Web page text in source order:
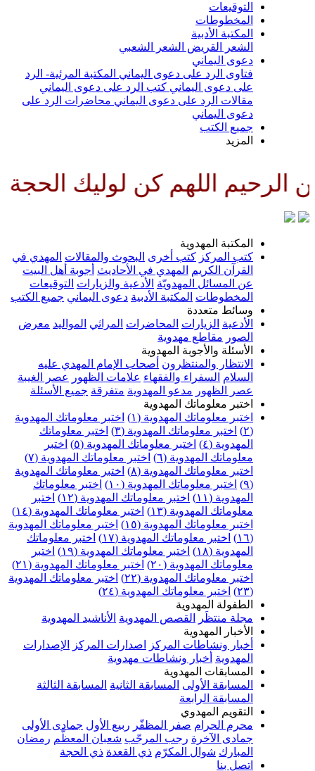
الأدبية
الشعر الشعبي
اليماني
الرد على دعوى اليماني المكتبة المرئية- الرد
دعوى اليماني كتب الرد على دعوى اليماني
الرد على دعوى اليماني محاضرات الرد على
كن لوليك الحجة بن الحسن
المهدوية
كتب أخرى البحوث والمقالات المهدي في
المهدي في الأحاديث أجوبة أهل البيت
المسائل المهدويّة الأدعية والزيارات التوقيعات
المكتبة الأدبية دعوى اليماني جميع الكتب
متعددة
الزيارات المحاضرات المراثي المواليد معرض
مقاطع مهدوية
والأجوبة المهدوية
والمنتظرون أصحاب الإمام المهدي عليه
السفراء والفقهاء علامات الظهور عصر الغيبة
مدعو المهدوية متفرقة جميع الأسئلة
معلوماتك المهدوية
معلوماتك المهدوية (١)
اختبر معلوماتك المهدوية
اختبر معلوماتك المهدوية (٣)
اختبر معلوماتك
اختبر معلوماتك المهدوية (٥)
اختبر
المهدوية (٦)
اختبر معلوماتك المهدوية (٧)
معلوماتك المهدوية (٨)
اختبر معلوماتك المهدوية
اختبر معلوماتك المهدوية (١٠)
اختبر معلوماتك
اختبر معلوماتك المهدوية (١٢)
اختبر
المهدوية (١٣)
اختبر معلوماتك المهدوية (١٤)
معلوماتك المهدوية (١٥)
اختبر معلوماتك المهدوية
اختبر معلوماتك المهدوية (١٧)
اختبر معلوماتك
اختبر معلوماتك المهدوية (١٩)
اختبر
المهدوية (٢٠)
اختبر معلوماتك المهدوية (٢١)
معلوماتك المهدوية (٢٢)
اختبر معلوماتك المهدوية
اختبر معلوماتك المهدوية (٢٤)
المهدوية
منتظَر
القصص المهدوية الأناشيد المهدوية
المهدوية
ونشاطات المركز اصدارات المركز الإصدارات
أخبار ونشاطات مهدوية
المهدوية
الأولى المسابقة الثانية المسابقة الثالثة
الرابعة
المهدوي
الحرام
صفر المظفّر ربيع الأول جمادى الأولى
رجب المرجّب شعبان المعظّم رمضان
شوال المكرّم ذي القعدة ذي الحجة